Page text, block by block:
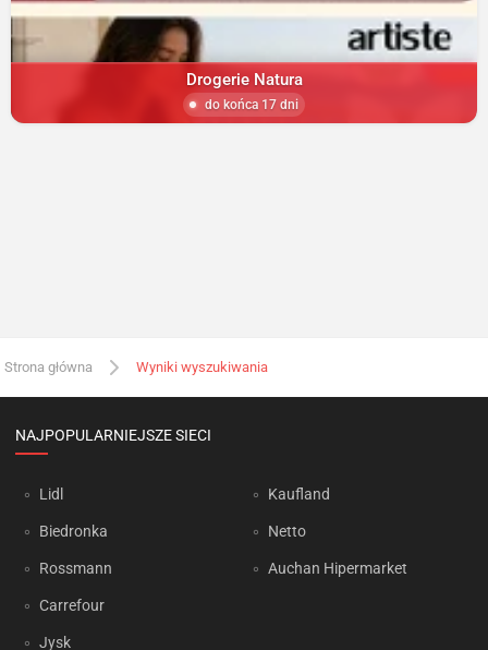
Drogerie Natura
do końca 17 dni
Strona główna Wyniki wyszukiwania
NAJPOPULARNIEJSZE SIECI
Lidl
Biedronka
Rossmann
Carrefour
Jysk
Kaufland
Netto
Auchan Hipermarket